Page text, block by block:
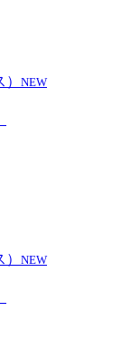
NEW
NEW